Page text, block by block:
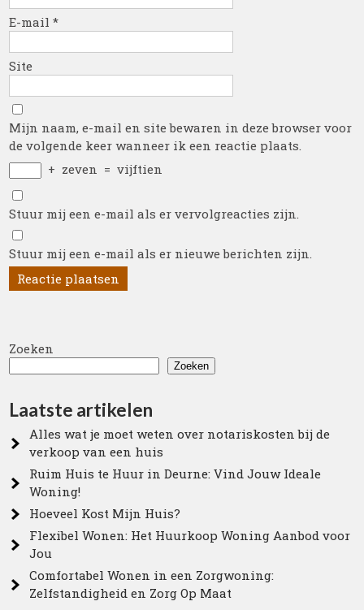
E-mail*
Site
Mijn naam, e-mail en site bewaren in deze browser voor
de volgende keer wanneer ik een reactie plaats.
+ zeven = vijftien
Stuur mij een e-mail als er vervolgreacties zijn.
Stuur mij een e-mail als er nieuwe berichten zijn.
Zoeken
Zoeken
Laatste artikelen
Alles wat je moet weten over notariskosten bij de
verkoop van een huis
Ruim Huis te Huur in Deurne: Vind Jouw Ideale
Woning!
Hoeveel Kost Mijn Huis?
Flexibel Wonen: Het Huurkoop Woning Aanbod voor
Jou
Comfortabel Wonen in een Zorgwoning:
Zelfstandigheid en Zorg Op Maat